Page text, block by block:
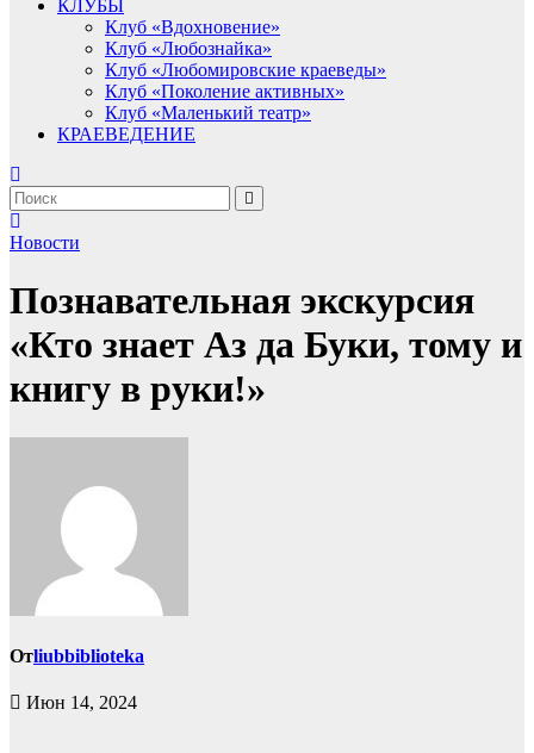
КЛУБЫ
Клуб «Вдохновение»
Клуб «Любознайка»
Клуб «Любомировские краеведы»
Клуб «Поколение активных»
Клуб «Маленький театр»
КРАЕВЕДЕНИЕ
Новости
Познавательная экскурсия
«Кто знает Аз да Буки, тому и
книгу в руки!»
Отliubbiblioteka
Июн 14, 2024